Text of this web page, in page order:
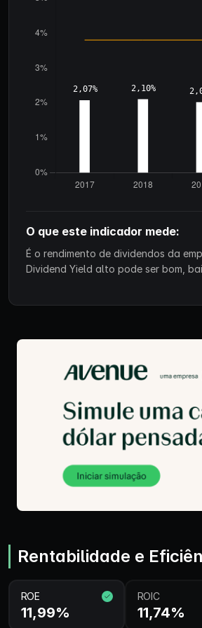
O que este indicador mede:
É o rendimento de dividendos da
Dividend Yield alto pode ser bom,
Rentabilidade e
ROE
11,99%
ROIC
11,74%